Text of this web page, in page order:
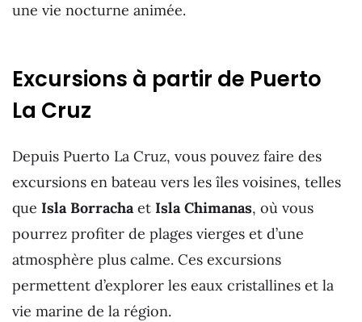
une vie nocturne animée.
Excursions à partir de Puerto
La Cruz
Depuis Puerto La Cruz, vous pouvez faire des
excursions en bateau vers les îles voisines, telles
que Isla Borrachaet Isla Chimanas, où vous
pourrez profiter de plages vierges et d’une
atmosphère plus calme. Ces excursions
permettent d’explorer les eaux cristallines et la
vie marine de la région.